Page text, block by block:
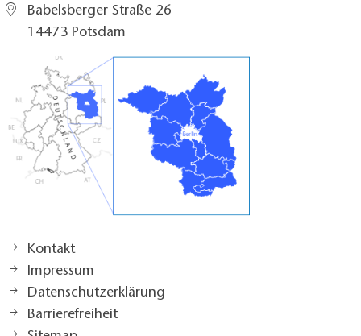
Babelsberger Straße 26
14473 Potsdam
Kontakt
Impressum
Datenschutzerklärung
Barrierefreiheit